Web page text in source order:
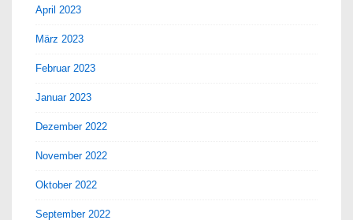
April 2023
März 2023
Februar 2023
Januar 2023
Dezember 2022
November 2022
Oktober 2022
September 2022